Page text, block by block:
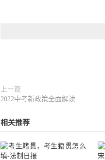
上一篇
2022中考新政策全面解读
相关推荐